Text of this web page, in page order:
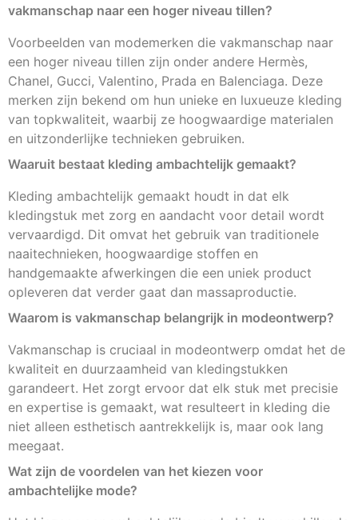
vakmanschap naar een hoger niveau tillen?
Voorbeelden van modemerken die vakmanschap naar
een hoger niveau tillen zijn onder andere Hermès,
Chanel, Gucci, Valentino, Prada en Balenciaga. Deze
merken zijn bekend om hun unieke en luxueuze kleding
van topkwaliteit, waarbij ze hoogwaardige materialen
en uitzonderlijke technieken gebruiken.
Waaruit bestaat kleding ambachtelijk gemaakt?
Kleding ambachtelijk gemaakt houdt in dat elk
kledingstuk met zorg en aandacht voor detail wordt
vervaardigd. Dit omvat het gebruik van traditionele
naaitechnieken, hoogwaardige stoffen en
handgemaakte afwerkingen die een uniek product
opleveren dat verder gaat dan massaproductie.
Waarom is vakmanschap belangrijk in modeontwerp?
Vakmanschap is cruciaal in modeontwerp omdat het de
kwaliteit en duurzaamheid van kledingstukken
garandeert. Het zorgt ervoor dat elk stuk met precisie
en expertise is gemaakt, wat resulteert in kleding die
niet alleen esthetisch aantrekkelijk is, maar ook lang
meegaat.
Wat zijn de voordelen van het kiezen voor
ambachtelijke mode?